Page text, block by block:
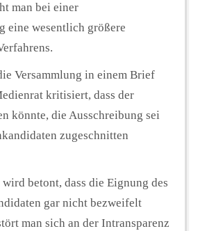
man bei einer
eine wesentlich größere
Versammlung in einem Brief
kritisiert, dass der
könnte, die Ausschreibung sei
zugeschnitten
betont, dass die Eignung des
gar nicht bezweifelt
man sich an der Intransparenz